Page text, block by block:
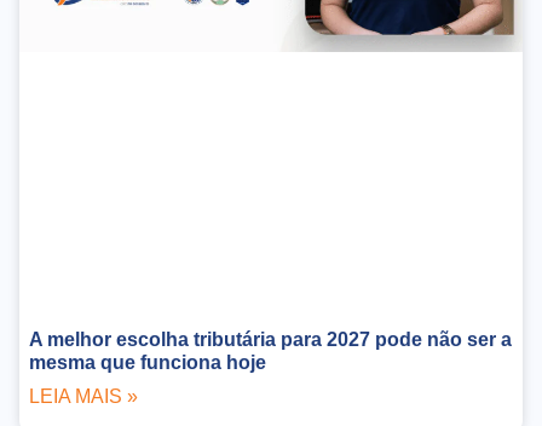
A melhor escolha tributária para 2027 pode não ser a
mesma que funciona hoje
LEIA MAIS »